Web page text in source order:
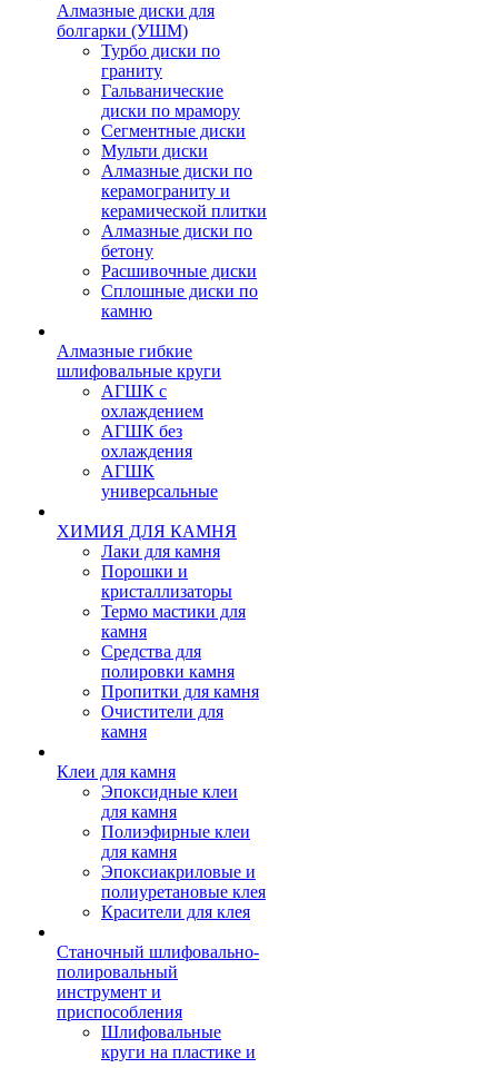
Алмазные диски для
болгарки (УШМ)
Турбо диски по
граниту
Гальванические
диски по мрамору
Сегментные диски
Мульти диски
Алмазные диски по
керамограниту и
керамической плитки
Алмазные диски по
бетону
Расшивочные диски
Сплошные диски по
камню
Алмазные гибкие
шлифовальные круги
АГШК с
охлаждением
АГШК без
охлаждения
АГШК
универсальные
ХИМИЯ ДЛЯ КАМНЯ
Лаки для камня
Порошки и
кристаллизаторы
Термо мастики для
камня
Средства для
полировки камня
Пропитки для камня
Очистители для
камня
Клеи для камня
Эпоксидные клеи
для камня
Полиэфирные клеи
для камня
Эпоксиакриловые и
полиуретановые клея
Красители для клея
Станочный шлифовально-
полировальный
инструмент и
приспособления
Шлифовальные
круги на пластике и